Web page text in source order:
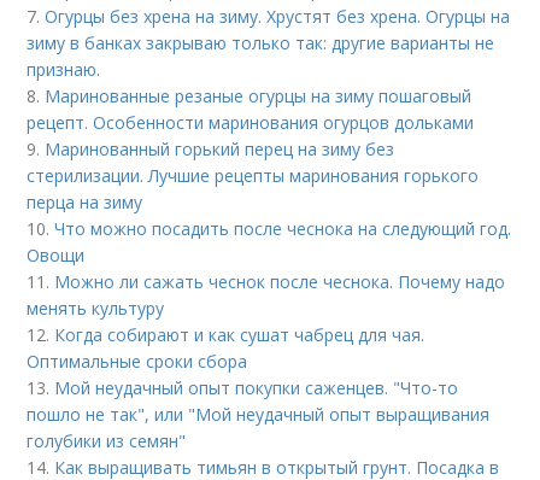
7.Огурцы без хрена на зиму. Хрустят без хрена. Огурцы на
зиму в банках закрываю только так: другие варианты не
признаю.
8. Маринованные резаные огурцы на зиму пошаговый
рецепт. Особенности маринования огурцов дольками
9. Маринованный горький перец на зиму без
стерилизации. Лучшие рецепты маринования горького
перца на зиму
10.Что можно посадить после чеснока на следующий год.
Овощи
11. Можно ли сажать чеснок после чеснока. Почему надо
менять культуру
12. Когда собирают и как сушат чабрец для чая.
Оптимальные сроки сбора
13. Мой неудачный опыт покупки саженцев. "Что-то
пошло не так", или "Мой неудачный опыт выращивания
голубики из семян"
14. Как выращивать тимьян в открытый грунт. Посадка в